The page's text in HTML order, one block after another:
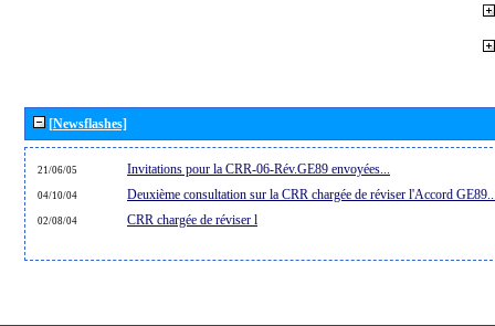
[Newsflashes]
21/06/05 Invitations pour la CRR-06-Rév.GE89 envoyées...
04/10/04 Deuxième consultation sur la CRR chargée de réviser l'Accord
02/08/04 CRR chargée de réviser l